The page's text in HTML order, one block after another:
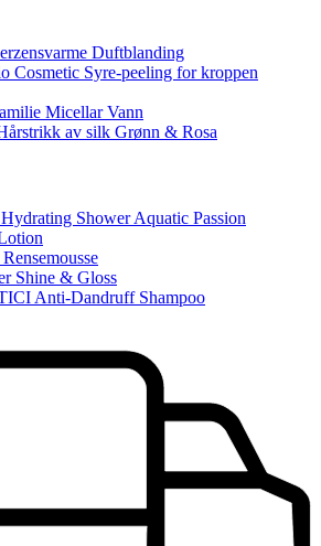
Duftblanding
Cosmetic Syre-peeling for kroppen
Micellar Vann
av silk Grønn & Rosa
Shower Aquatic Passion
Shine & Gloss
Anti-Dandruff Shampoo